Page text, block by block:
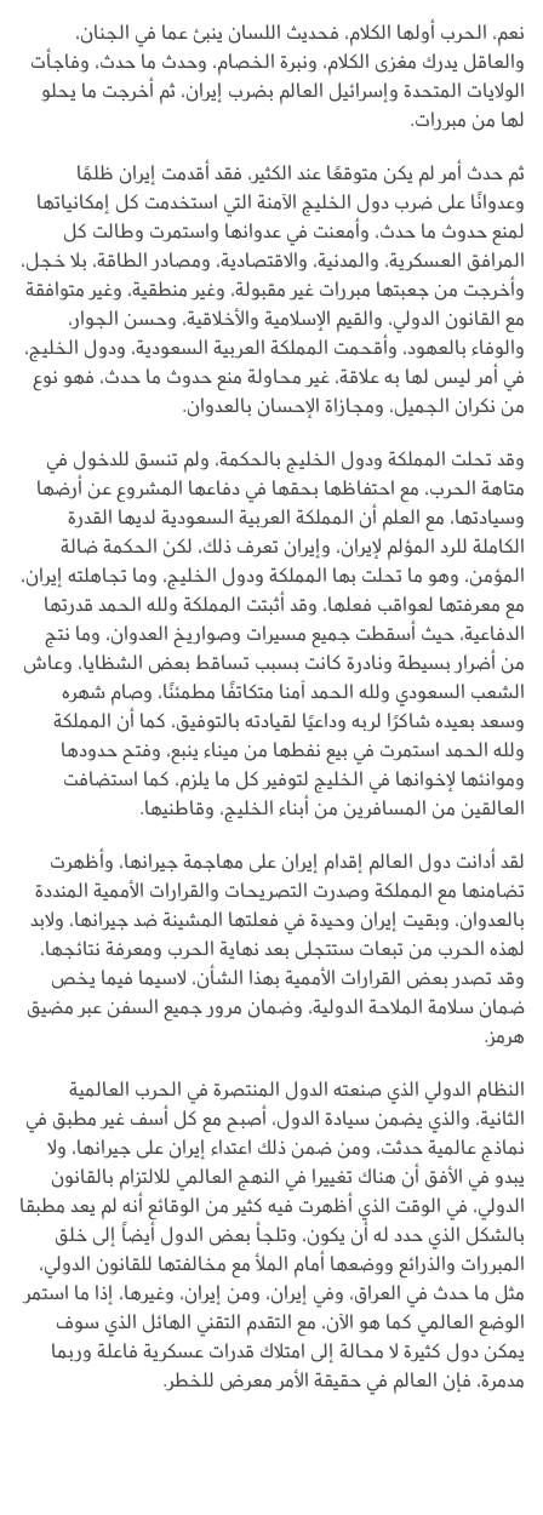
نعم، الحرب أولها الكلام، فحديث اللسان ينبئ عما في الجنان،
والعاقل يدرك مغزى الكلام، ونبرة الخصام، وحدث ما حدث، وفاجأت
الولايات المتحدة وإسرائيل العالم بضرب إيران، ثم أخرجت ما يحلو
لها من مبررات.
ثم حدث أمر لم يكن متوقعًا عند الكثير، فقد أقدمت إيران ظلمًا
وعدوانًا على ضرب دول الخليج الآمنة التي استخدمت كل إمكانياتها
لمنع حدوث ما حدث، وأمعنت في عدوانها واستمرت وطالت كل
المرافق العسكرية، والمدنية، والاقتصادية، ومصادر الطاقة، بلا خجل،
وأخرجت من جعبتها مبررات غير مقبولة، وغير منطقية، وغير متوافقة
مع القانون الدولي، والقيم الإسلامية والأخلاقية، وحسن الجوار،
والوفاء بالعهود، وأقحمت المملكة العربية السعودية، ودول الخليج،
في أمر ليس لها به علاقة، غير محاولة منع حدوث ما حدث، فهو نوع
من نكران الجميل، ومجازاة الإحسان بالعدوان.
وقد تحلت المملكة ودول الخليج بالحكمة، ولم تنسق للدخول في
متاهة الحرب، مع احتفاظها بحقها في دفاعها المشروع عن أرضها
وسيادتها، مع العلم أن المملكة العربية السعودية لديها القدرة
الكاملة للرد المؤلم لإيران، وإيران تعرف ذلك، لكن الحكمة ضالة
المؤمن، وهو ما تحلت بها المملكة ودول الخليج، وما تجاهلته إيران،
مع معرفتها لعواقب فعلها، وقد أثبتت المملكة ولله الحمد قدرتها
الدفاعية، حيث أسقطت جميع مسيرات وصواريخ العدوان، وما نتج
من أضرار بسيطة ونادرة كانت بسبب تساقط بعض الشظايا، وعاش
الشعب السعودي ولله الحمد آمنا متكاتفًا مطمئنًا، وصام شهره
وسعد بعيده شاكرًا لربه وداعيًا لقيادته بالتوفيق، كما أن المملكة
ولله الحمد استمرت في بيع نفطها من ميناء ينبع، وفتح حدودها
وموانئها لإخوانها في الخليج لتوفير كل ما يلزم، كما استضافت
العالقين من المسافرين من أبناء الخليج، وقاطنيها.
لقد أدانت دول العالم إقدام إيران على مهاجمة جيرانها، وأظهرت
تضامنها مع المملكة وصدرت التصريحات والقرارات الأممية المنددة
بالعدوان، وبقيت إيران وحيدة في فعلتها المشينة ضد جيرانها، ولابد
لهذه الحرب من تبعات ستتجلى بعد نهاية الحرب ومعرفة نتائجها،
وقد تصدر بعض القرارات الأممية بهذا الشأن، لاسيما فيما يخص
ضمان سلامة الملاحة الدولية، وضمان مرور جميع السفن عبر مضيق
هرمز.
النظام الدولي الذي صنعته الدول المنتصرة في الحرب العالمية
الثانية، والذي يضمن سيادة الدول، أصبح مع كل أسف غير مطبق في
نماذج عالمية حدثت، ومن ضمن ذلك اعتداء إيران على جيرانها، ولا
يبدو في الأفق أن هناك تغييرا في النهج العالمي للالتزام بالقانون
الدولي، في الوقت الذي أظهرت فيه كثير من الوقائع أنه لم يعد مطبقا
بالشكل الذي حدد له أن يكون، وتلجأ بعض الدول أيضاً إلى خلق
المبررات والذرائع ووضعها أمام الملأ مع مخالفتها للقانون الدولي،
مثل ما حدث في العراق، وفي إيران، ومن إيران، وغيرها، إذا ما استمر
الوضع العالمي كما هو الآن، مع التقدم التقني الهائل الذي سوف
يمكن دول كثيرة لا محالة إلى امتلاك قدرات عسكرية فاعلة وربما
مدمرة، فإن العالم في حقيقة الأمر معرض للخطر.